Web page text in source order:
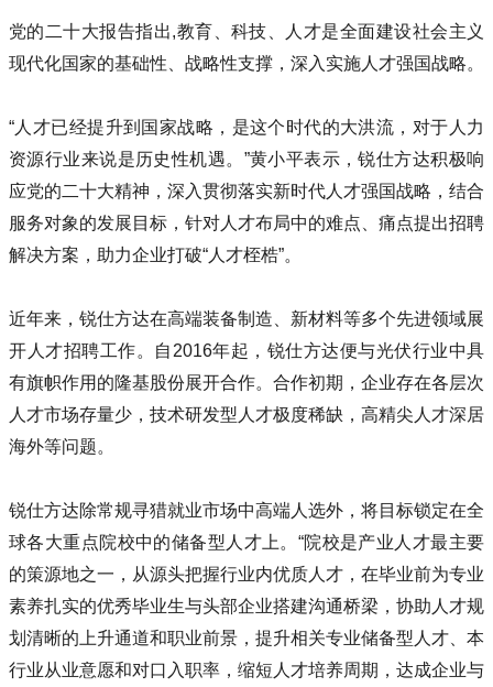
党的二十大报告指出,教育、科技、人才是全面建设社会主义
现代化国家的基础性、战略性支撑，深入实施人才强国战略。
“人才已经提升到国家战略，是这个时代的大洪流，对于人力
资源行业来说是历史性机遇。”黄小平表示，锐仕方达积极响
应党的二十大精神，深入贯彻落实新时代人才强国战略，结合
服务对象的发展目标，针对人才布局中的难点、痛点提出招聘
解决方案，助力企业打破“人才桎梏”。
近年来，锐仕方达在高端装备制造、新材料等多个先进领域展
开人才招聘工作。自2016年起，锐仕方达便与光伏行业中具
有旗帜作用的隆基股份展开合作。合作初期，企业存在各层次
人才市场存量少，技术研发型人才极度稀缺，高精尖人才深居
海外等问题。
锐仕方达除常规寻猎就业市场中高端人选外，将目标锁定在全
球各大重点院校中的储备型人才上。“院校是产业人才最主要
的策源地之一，从源头把握行业内优质人才，在毕业前为专业
素养扎实的优秀毕业生与头部企业搭建沟通桥梁，协助人才规
划清晰的上升通道和职业前景，提升相关专业储备型人才、本
行业从业意愿和对口入职率，缩短人才培养周期，达成企业与